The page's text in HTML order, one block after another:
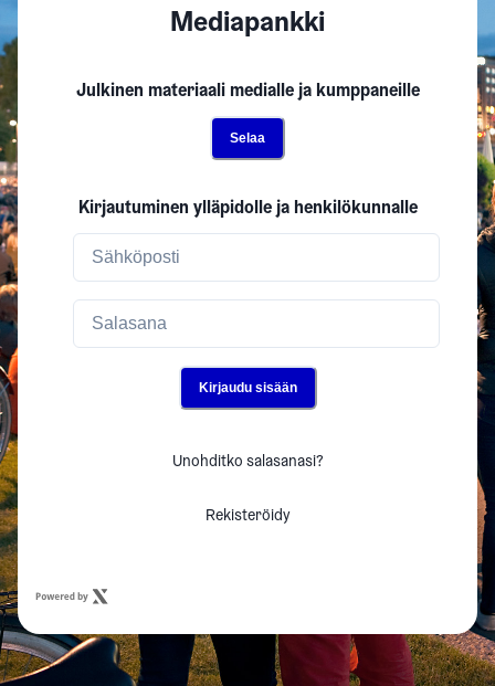
Mediapankki
Julkinen materiaali medialle ja kumppaneille
Selaa
Kirjautuminen ylläpidolle ja henkilökunnalle
Kirjaudu sisään
Unohditko salasanasi?
Rekisteröidy